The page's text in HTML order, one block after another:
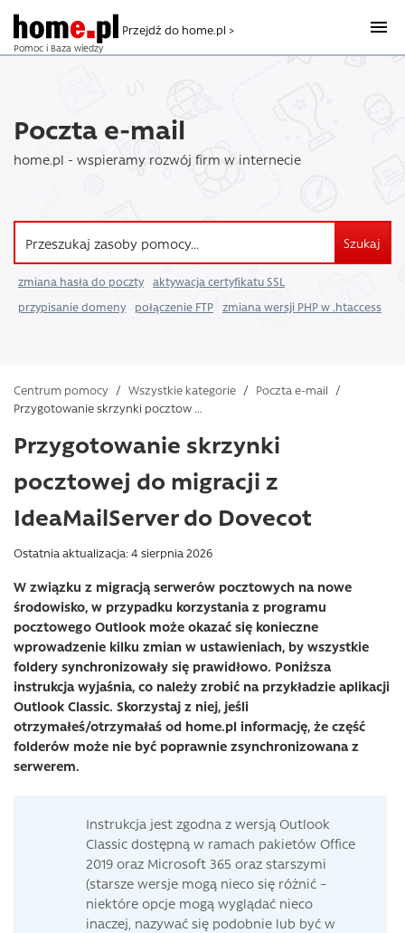
Pomoc i Baza wiedzy
Przejdź do home.pl >
Poczta e-mail
home.pl - wspieramy rozwój firm w internecie
Szukaj
zmiana hasła do poczty
aktywacja certyfikatu SSL
przypisanie domeny
połączenie FTP zmiana wersji PHP w .htaccess
Centrum pomocy / Wszystkie kategorie / Poczta e-mail /
Przygotowanie skrzynki pocztow ...
Przygotowanie skrzynki
pocztowej do migracji z
IdeaMailServer do Dovecot
Ostatnia aktualizacja: 4 sierpnia 2026
W związku z migracją serwerów pocztowych na nowe
środowisko, w przypadku korzystania z programu
pocztowego Outlook może okazać się konieczne
wprowadzenie kilku zmian w ustawieniach, by wszystkie
foldery synchronizowały się prawidłowo. Poniższa
instrukcja wyjaśnia, co należy zrobić na przykładzie aplikacji
Outlook Classic. Skorzystaj z niej, jeśli
otrzymałeś/otrzymałaś od home.pl informację, że część
folderów może nie być poprawnie zsynchronizowana z
serwerem.
Instrukcja jest zgodna z wersją Outlook
Classic dostępną w ramach pakietów Office
2019 oraz Microsoft 365 oraz starszymi
(starsze wersje mogą nieco się różnić –
niektóre opcje mogą wyglądać nieco
inaczej, nazywać się podobnie lub być w